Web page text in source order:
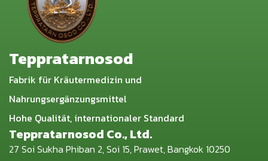
Teppratarnosod
Fabrik für Kräutermedizin und
Nahrungsergänzungsmittel
Hohe Qualität, internationaler Standard
Teppratarnosod Co., Ltd.
27 Soi Sukha Phiban 2, Soi 15, Prawet, Bangkok 10250